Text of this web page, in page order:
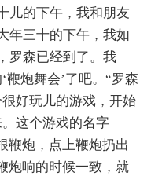
儿的下午，我和朋友
三十的下午，我如
罗森已经到了。我
鞭炮舞会’了吧。“罗森
好玩儿的游戏，开始
这个游戏的名字
鞭炮，点上鞭炮扔出
炮响的时候一致，就